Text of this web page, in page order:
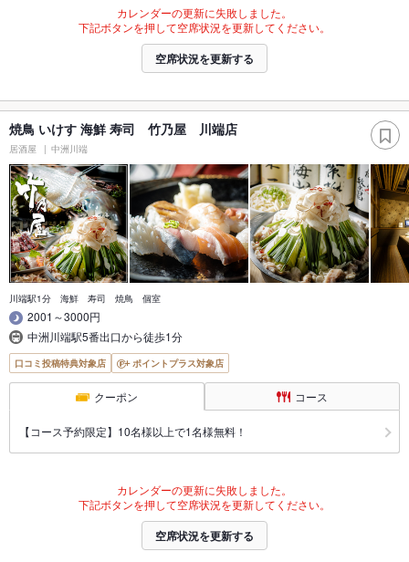
カレンダーの更新に失敗しました。
下記ボタンを押して空席状況を更新してください。
空席状況を更新する
焼鳥 いけす 海鮮 寿司 竹乃屋 川端店
居酒屋 中洲川端
川端駅1分 海鮮 寿司 焼鳥 個室
2001～3000円
中洲川端駅5番出口から徒歩1分
口コミ投稿特典対象店 ポイントプラス対象店
クーポン コース
【コース予約限定】10名様以上で1名様無料！
カレンダーの更新に失敗しました。
下記ボタンを押して空席状況を更新してください。
空席状況を更新する